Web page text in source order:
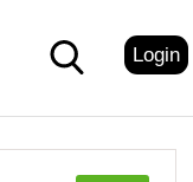
Login